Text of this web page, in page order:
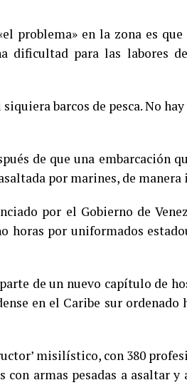
problema» en la zona es que
dificultad para las labores
barcos de pesca. No
de que una embarcación
por marines, de manera
por el Gobierno de
horas por uniformados
de un nuevo capítulo de
en el Caribe sur ordenado
misilístico, con 380
armas pesadas a asaltar y